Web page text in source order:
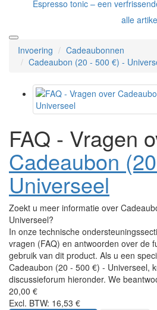
Espresso tonic – een
alle
Invoering
Cadeaubonnen
Cadeaubon (20 - 500 €) -
FAQ - Vragen
Cadeaubon
Universeel
Zoekt u meer informatie over
Universeel?
In onze technische
vragen (FAQ) en antwoorden over de
gebruik van dit product. Als u een
Cadeaubon (20 - 500 €) - Universeel,
discussieforum hieronder. We
20,00 €
Excl. BTW: 16,53 €